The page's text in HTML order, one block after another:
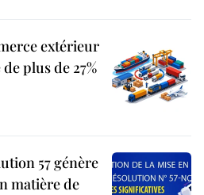
extérieur
plus de 27%
57 génère
matière de